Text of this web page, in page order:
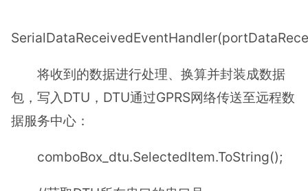
将收到的数据进行处理、换算并封装成数据
包，写入DTU，DTU通过GPRS网络传送至远程数
据服务中心：
comboBox_dtu.SelectedItem.ToString();